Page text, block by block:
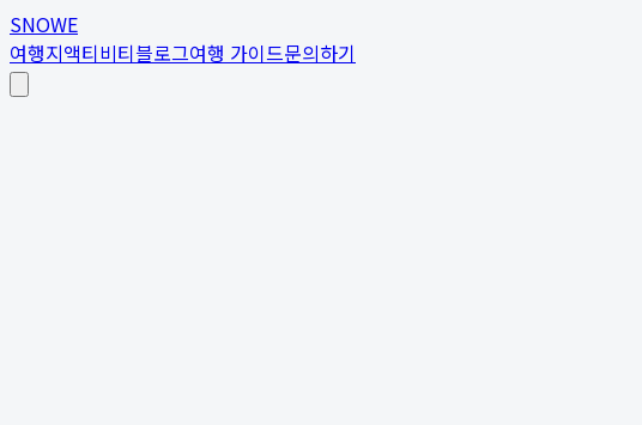
SNOWE
여행지액티비티블로그여행 가이드문의하기